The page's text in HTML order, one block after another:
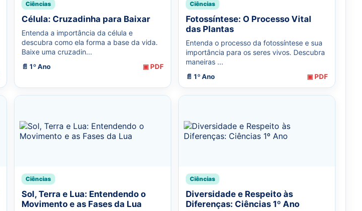
Ciências
Célula: Cruzadinha para Baixar
Entenda a importância da célula e
descubra como ela forma a base da vida.
Baixe uma cruzadin...
📄 1º Ano ▣ PDF
Ciências
Fotossíntese: O Processo Vital
das Plantas
Entenda o processo da fotossíntese e sua
importância para os seres vivos. Descubra
maneiras ...
📄 1º Ano ▣ PDF
Ciências
Sol, Terra e Lua: Entendendo o
Movimento e as Fases da Lua
Ciências
Diversidade e Respeito às
Diferenças: Ciências 1º Ano